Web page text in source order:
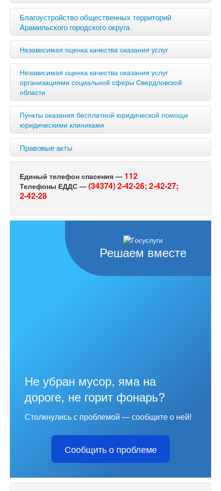
Благоустройство общественных территорий
Арамильского городского округа
Независимая оценка качества оказания услуг
Независимая оценка качества оказания услуг
организациями социальной сферы Свердловской
области
Пункты оказания бесплатной юридической помощи
юридическими клиниками
Правовые акты
Единый телефон спасения — 112
Телефоны ЕДДС — (34374) 2-42-26; 2-42-27;
2-42-28
Решаем вместе
Не убран мусор, яма на
дороге, не горит фонарь?
Столкнулись с проблемой — сообщите о ней!
Сообщить о проблеме